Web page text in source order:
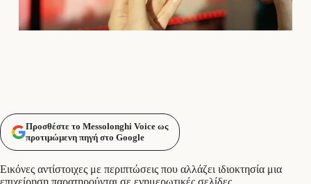
Προσθέστε το Messolonghi Voice ως
προτιμώμενη πηγή στο Google
Εικόνες αντίστοιχες με περιπτώσεις που αλλάζει ιδιοκτησία μια